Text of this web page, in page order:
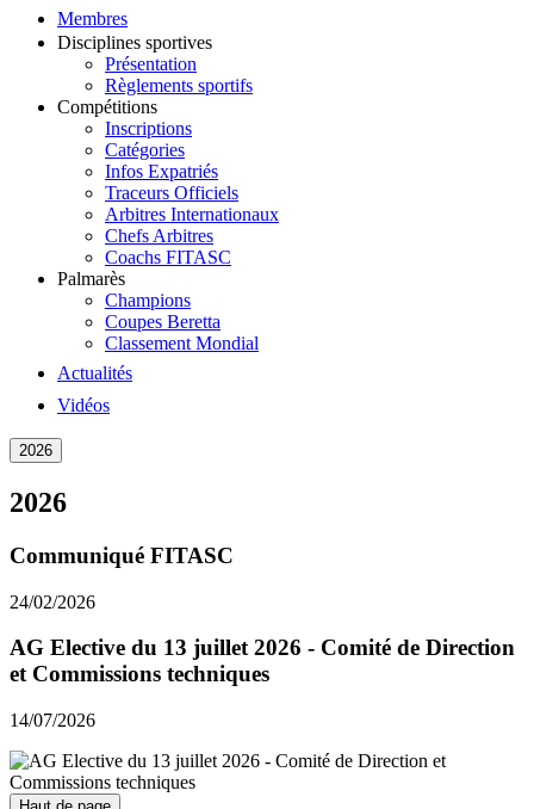
Membres
Disciplines sportives
Présentation
Règlements sportifs
Compétitions
Inscriptions
Catégories
Infos Expatriés
Traceurs Officiels
Arbitres Internationaux
Chefs Arbitres
Coachs FITASC
Palmarès
Champions
Coupes Beretta
Classement Mondial
Actualités
Vidéos
2026
2026
Communiqué FITASC
24/02/2026
AG Elective du 13 juillet 2026 - Comité de Direction
et Commissions techniques
14/07/2026